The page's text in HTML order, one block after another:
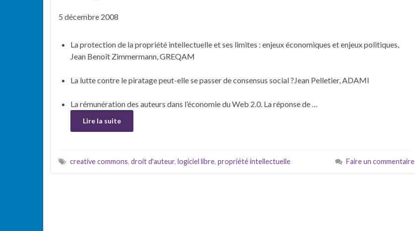
5 décembre 2008
La protection de la propriété intellectuelle et ses limites : enjeux économiques et enjeux politiques,
Jean Benoît Zimmermann, GREQAM
La lutte contre le piratage peut-elle se passer de consensus social ?Jean Pelletier, ADAMI
La rémunération des auteurs dans l’économie du Web 2.0. La réponse de …
Lire la suite
creative commons, droit d'auteur, logiciel libre, propriété intellectuelle Faire un commentaire